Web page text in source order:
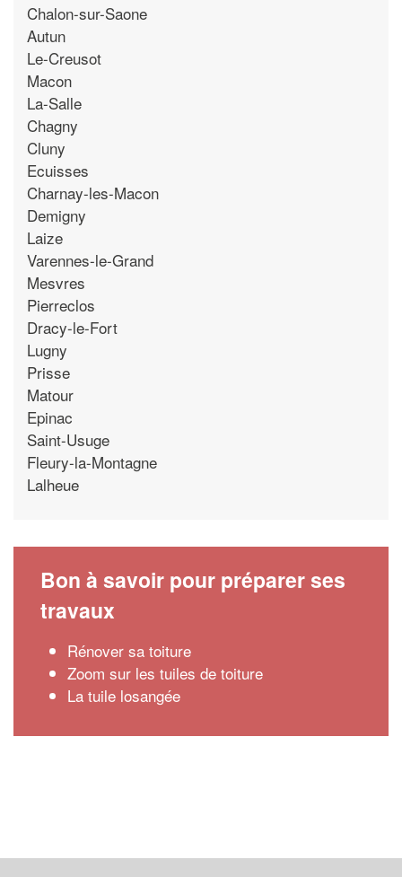
Chalon-sur-Saone
Autun
Le-Creusot
Macon
La-Salle
Chagny
Cluny
Ecuisses
Charnay-les-Macon
Demigny
Laize
Varennes-le-Grand
Mesvres
Pierreclos
Dracy-le-Fort
Lugny
Prisse
Matour
Epinac
Saint-Usuge
Fleury-la-Montagne
Lalheue
Bon à savoir pour préparer ses
travaux
Rénover sa toiture
Zoom sur les tuiles de toiture
La tuile losangée